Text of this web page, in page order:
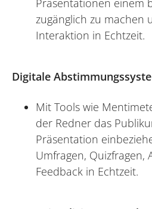
zugänglich zu machen
Interaktion in Echtzeit.
Digitale
Mit Tools wie
der Redner das
Präsentation
Umfragen, Quizfragen,
Feedback in Echtzeit.